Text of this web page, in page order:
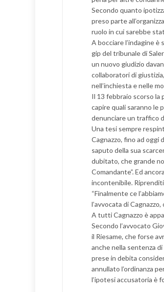
Secondo quanto
preso parte
ruolo in cui sarebbe
A bocciare l’indagine è
gip del tribunale di
un nuovo giudizio
collaboratori di
nell’inchiesta e nelle
Il 13 febbraio scorso la
capire quali saranno le
denunciare un traffico
Una tesi sempre
Cagnazzo, fino ad oggi
saputo della sua
dubitato, che grande
Comandante”. Ed
incontenibile. Riprenditi
“Finalmente ce
l’avvocata di
A tutti Cagnazzo è
Secondo l’avvocato
il Riesame, che forse
anche nella sentenza
prese in debita
annullato l’ordinanza
l’ipotesi accusatoria è